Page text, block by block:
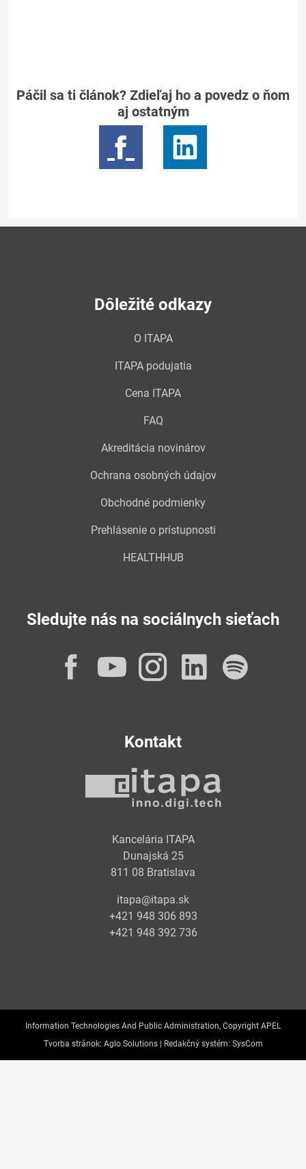
Páčil sa ti článok? Zdieľaj ho a povedz o ňom
aj ostatným
Dôležité odkazy
O ITAPA
ITAPA podujatia
Cena ITAPA
FAQ
Akreditácia novinárov
Ochrana osobných údajov
Obchodné podmienky
Prehlásenie o prístupnosti
HEALTHHUB
Sledujte nás na sociálnych sieťach
Facebook
YouTube
Instagram
Kontakt
Kancelária ITAPA
Dunajská 25
811 08 Bratislava
itapa@itapa.sk
+421 948 306 893
+421 948 392 736
Information Technologies And Public Administration, Copyright APEL
Tvorba stránok: Aglo Solutions | Redakčný systém: SysCom